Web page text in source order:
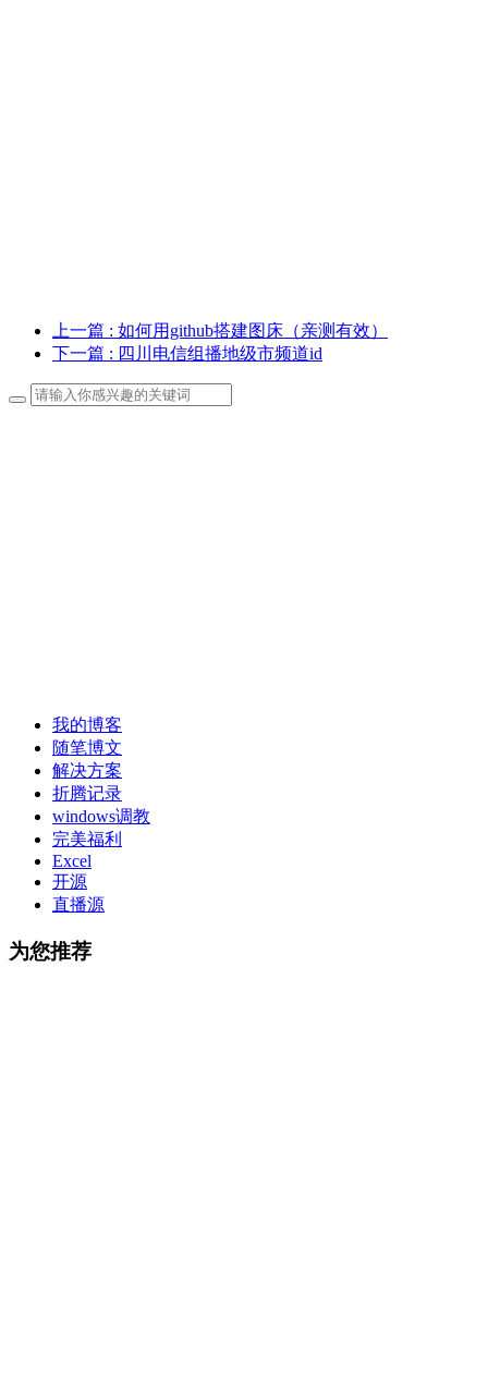
上一篇 : 如何用github搭建图床（亲测有效）
下一篇 : 四川电信组播地级市频道id
我的博客
随笔博文
解决方案
折腾记录
windows调教
完美福利
Excel
开源
直播源
为您推荐